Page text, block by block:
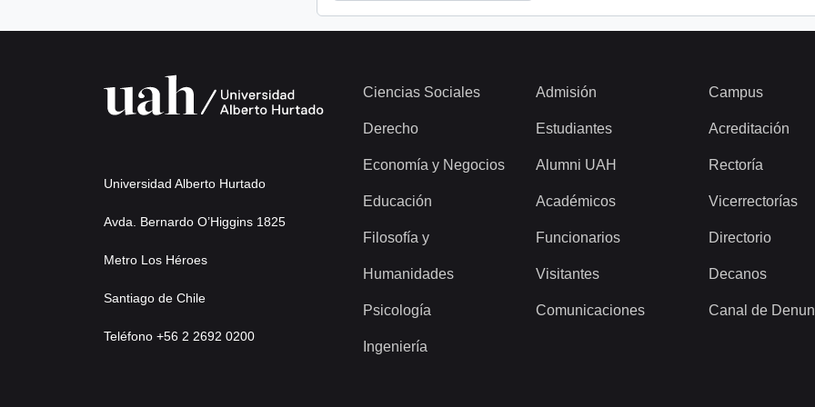
Universidad Alberto Hurtado
Avda. Bernardo O’Higgins 1825
Metro Los Héroes
Santiago de Chile
Teléfono +56 2 2692 0200
Ciencias Sociales
Derecho
Economía y Negocios
Educación
Filosofía y
Humanidades
Psicología
Ingeniería
Admisión
Estudiantes
Alumni UAH
Académicos
Funcionarios
Visitantes
Comunicaciones
Campus
Acreditación
Rectoría
Vicerrectorías
Directorio
Decanos
Canal de